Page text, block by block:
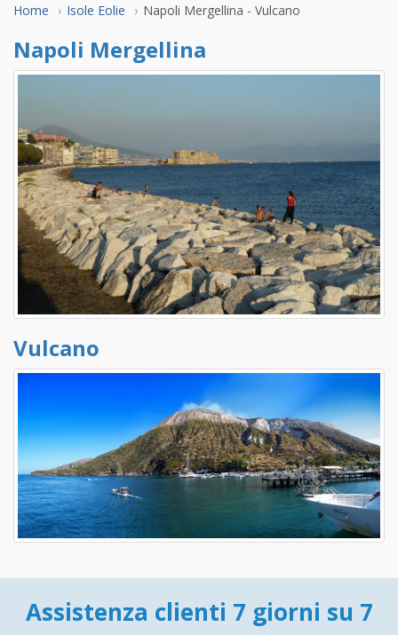
Home Isole Eolie Napoli Mergellina - Vulcano
Napoli Mergellina
Vulcano
Assistenza clienti 7 giorni su 7